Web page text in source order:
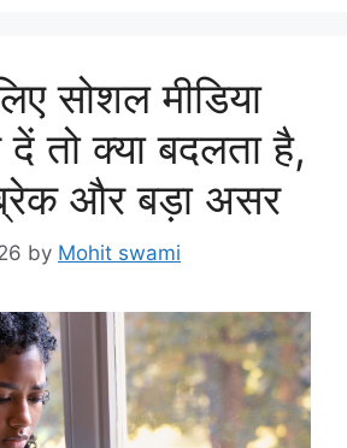
सोशल मीडिया
तो क्या बदलता है,
और बड़ा असर
by Mohit swami